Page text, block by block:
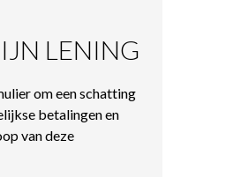
LENING
om een schatting
betalingen en
van deze